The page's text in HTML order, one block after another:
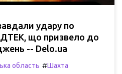
удару по
що призвело до
-- Delo.ua
область #Шахта